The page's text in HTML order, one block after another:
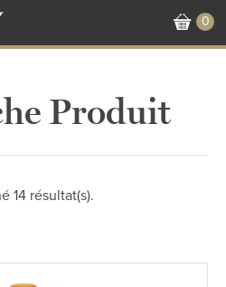
0
Produit
14 résultat(s).